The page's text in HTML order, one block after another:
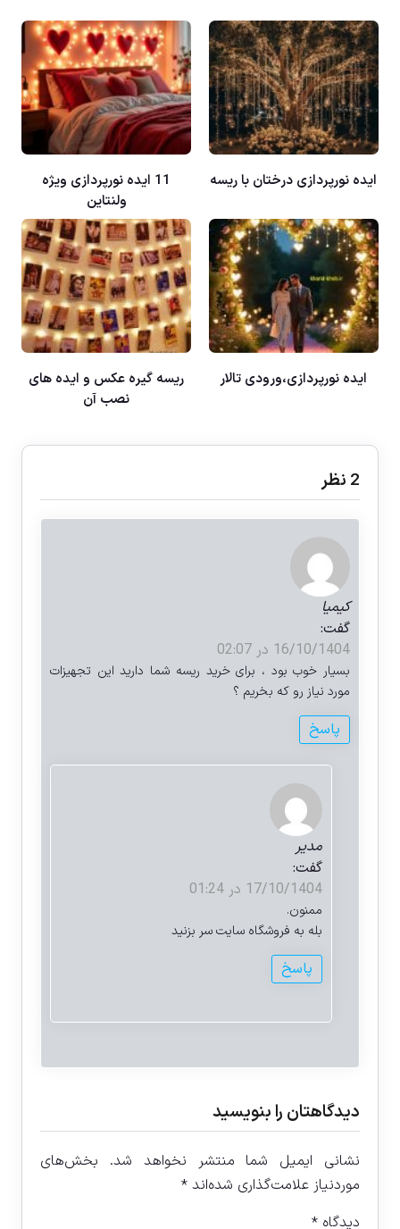
ایده نورپردازی درختان با ریسه
11 ایده نورپردازی ویژه
ولنتاین
ایده نورپردازی،ورودی تالار
ریسه گیره عکس و ایده های
نصب آن
‫2 نظر
کیمیا
گفت:
16/10/1404 در 02:07
بسیار خوب بود ، برای خرید ریسه شما دارید این تجهیزات
مورد نیاز رو که بخریم ؟
پاسخ
مدیر
گفت:
17/10/1404 در 01:24
ممنون.
بله به فروشگاه سایت سر بزنید
پاسخ
دیدگاهتان را بنویسید
نشانی ایمیل شما منتشر نخواهد شد.
بخش‌های
موردنیاز علامت‌گذاری شده‌اند*
دیدگاه*